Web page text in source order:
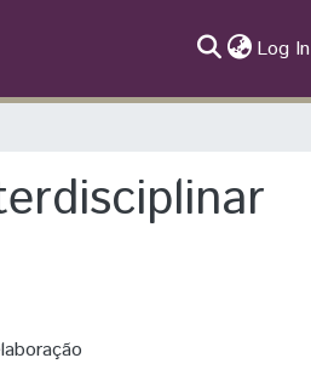
Log In